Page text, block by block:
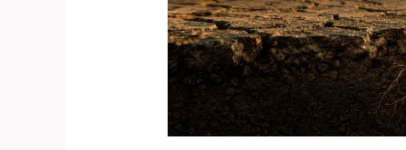
organisatieverandering